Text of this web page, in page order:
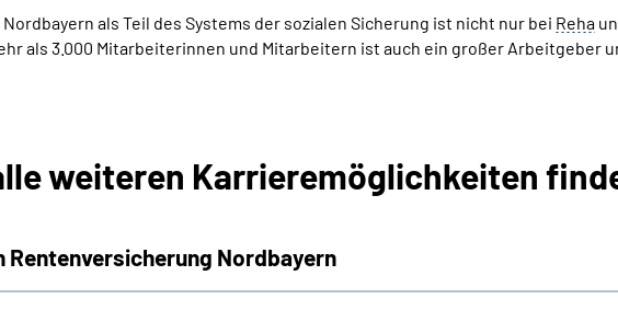
als Teil des Systems der sozialen Sicherung ist nicht nur bei Reha
als 3.000 Mitarbeiterinnen und Mitarbeitern ist auch ein großer Arbeitgeber
weiteren Karrieremöglichkeiten
Nordbayern